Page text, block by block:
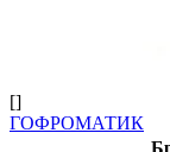
[]
ГОФРОМАТИК